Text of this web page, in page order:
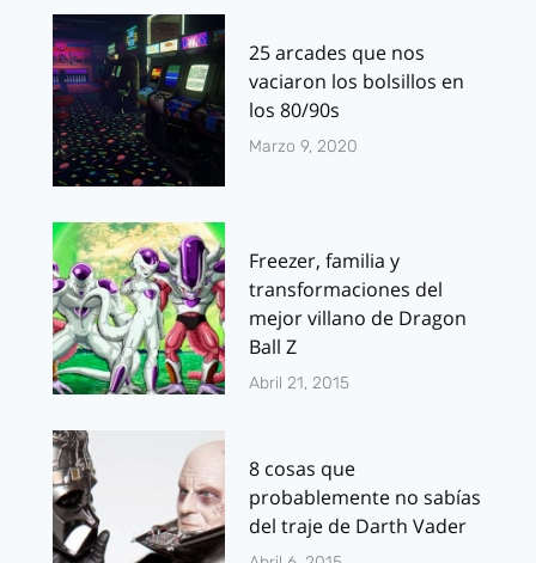
25 arcades que nos
vaciaron los bolsillos en
los 80/90s
Marzo 9, 2020
Freezer, familia y
transformaciones del
mejor villano de Dragon
Ball Z
Abril 21, 2015
8 cosas que
probablemente no sabías
del traje de Darth Vader